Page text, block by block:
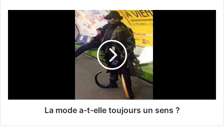
La mode a-t-elle toujours un sens ?